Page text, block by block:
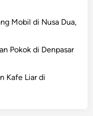
Mobil di Nusa Dua,
Pokok di Denpasar
Kafe Liar di